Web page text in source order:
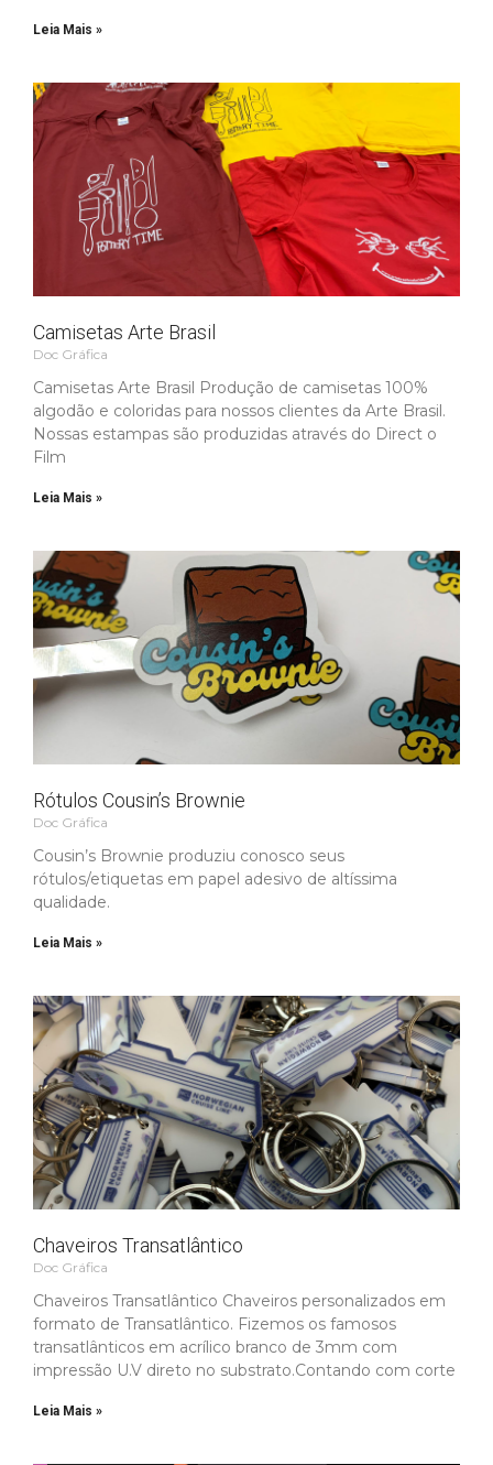
Leia Mais »
Camisetas Arte Brasil
Doc Gráfica
Camisetas Arte Brasil Produção de camisetas 100%
algodão e coloridas para nossos clientes da Arte Brasil.
Nossas estampas são produzidas através do Direct o
Film
Leia Mais »
Rótulos Cousin’s Brownie
Doc Gráfica
Cousin’s Brownie produziu conosco seus
rótulos/etiquetas em papel adesivo de altíssima
qualidade.
Leia Mais »
Chaveiros Transatlântico
Doc Gráfica
Chaveiros Transatlântico Chaveiros personalizados em
formato de Transatlântico. Fizemos os famosos
transatlânticos em acrílico branco de 3mm com
impressão U.V direto no substrato.Contando com corte
Leia Mais »